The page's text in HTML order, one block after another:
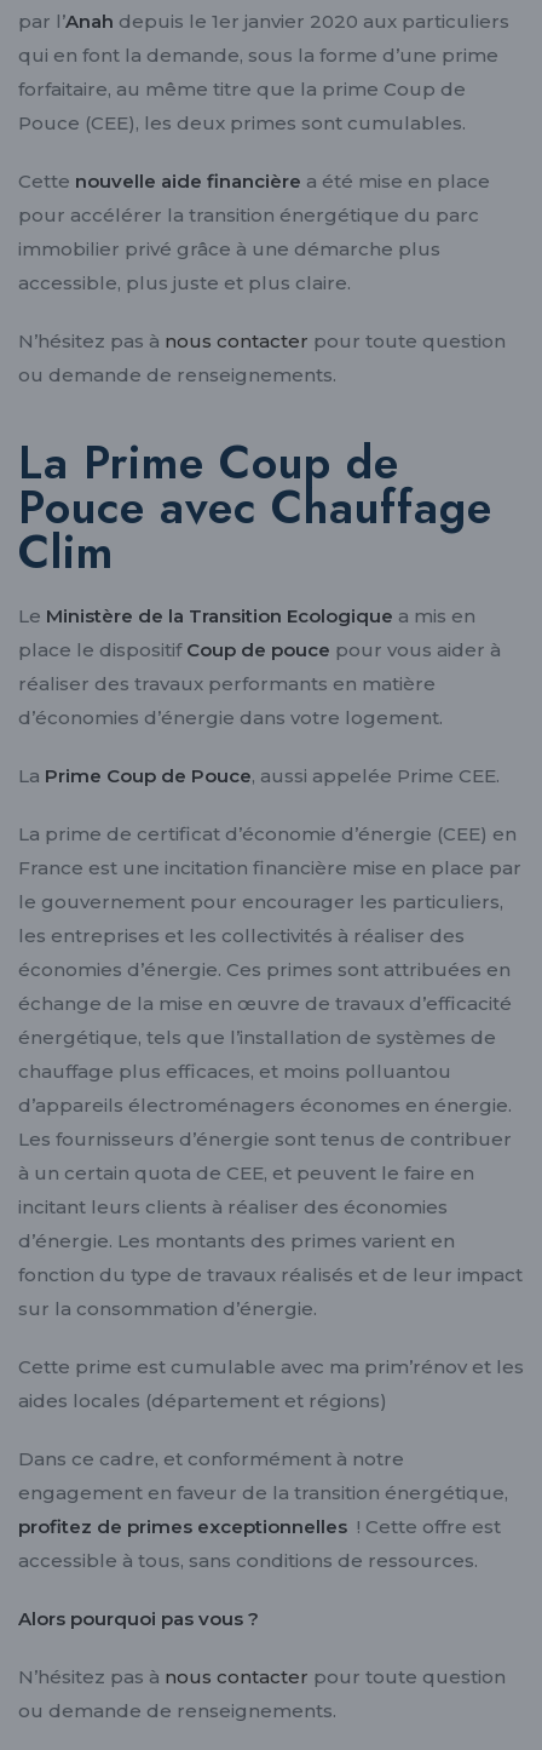
par l’Anah depuis le 1er janvier 2020 aux particuliers
qui en font la demande, sous la forme d’une prime
forfaitaire, au même titre que la prime Coup de
Pouce (CEE), les deux primes sont cumulables.
Cette nouvelle aide financière a été mise en place
pour accélérer la transition énergétique du parc
immobilier privé grâce à une démarche plus
accessible, plus juste et plus claire.
N’hésitez pas à nous contacter pour toute question
ou demande de renseignements.
La Prime Coup de
Pouce avec Chauffage
Clim
Le Ministère de la Transition Ecologique a mis en
place le dispositif Coup de pouce pour vous aider à
réaliser des travaux performants en matière
d’économies d’énergie dans votre logement.
La Prime Coup de Pouce, aussi appelée Prime CEE.
La prime de certificat d’économie d’énergie (CEE) en
France est une incitation financière mise en place par
le gouvernement pour encourager les particuliers,
les entreprises et les collectivités à réaliser des
économies d’énergie. Ces primes sont attribuées en
échange de la mise en œuvre de travaux d’efficacité
énergétique, tels que l’installation de systèmes de
chauffage plus efficaces, et moins polluantou
d’appareils électroménagers économes en énergie.
Les fournisseurs d’énergie sont tenus de contribuer
à un certain quota de CEE, et peuvent le faire en
incitant leurs clients à réaliser des économies
d’énergie. Les montants des primes varient en
fonction du type de travaux réalisés et de leur impact
sur la consommation d’énergie.
Cette prime est cumulable avec ma prim’rénov et les
aides locales (département et régions)
Dans ce cadre, et conformément à notre
engagement en faveur de la transition énergétique,
profitez de primes exceptionnelles ! Cette offre est
accessible à tous, sans conditions de ressources.
Alors pourquoi pas vous ?
N’hésitez pas à nous contacter pour toute question
ou demande de renseignements.